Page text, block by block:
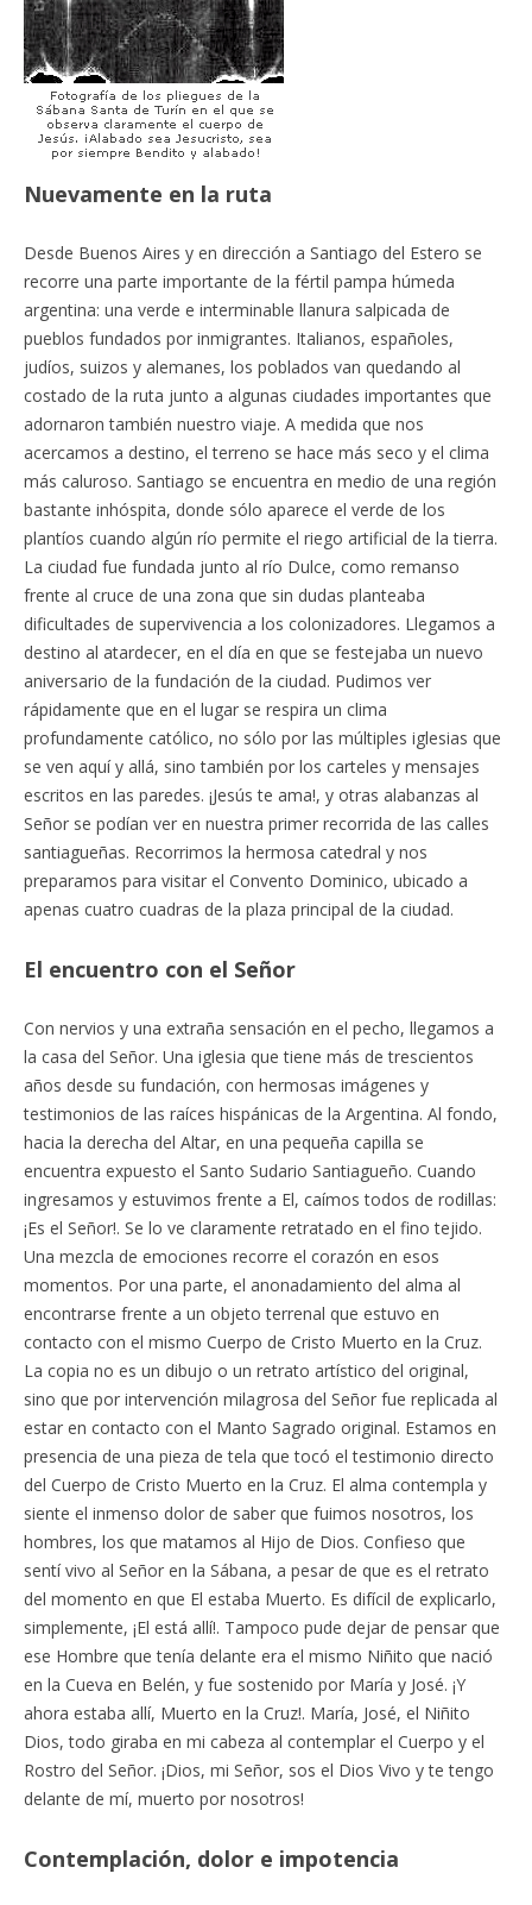
Nuevamente en la ruta
Desde Buenos Aires y en dirección a Santiago del Estero se
recorre una parte importante de la fértil pampa húmeda
argentina: una verde e interminable llanura salpicada de
pueblos fundados por inmigrantes. Italianos, españoles,
judíos, suizos y alemanes, los poblados van quedando al
costado de la ruta junto a algunas ciudades importantes que
adornaron también nuestro viaje. A medida que nos
acercamos a destino, el terreno se hace más seco y el clima
más caluroso. Santiago se encuentra en medio de una región
bastante inhóspita, donde sólo aparece el verde de los
plantíos cuando algún río permite el riego artificial de la tierra.
La ciudad fue fundada junto al río Dulce, como remanso
frente al cruce de una zona que sin dudas planteaba
dificultades de supervivencia a los colonizadores. Llegamos a
destino al atardecer, en el día en que se festejaba un nuevo
aniversario de la fundación de la ciudad. Pudimos ver
rápidamente que en el lugar se respira un clima
profundamente católico, no sólo por las múltiples iglesias que
se ven aquí y allá, sino también por los carteles y mensajes
escritos en las paredes. ¡Jesús te ama!, y otras alabanzas al
Señor se podían ver en nuestra primer recorrida de las calles
santiagueñas. Recorrimos la hermosa catedral y nos
preparamos para visitar el Convento Dominico, ubicado a
apenas cuatro cuadras de la plaza principal de la ciudad.
El encuentro con el Señor
Con nervios y una extraña sensación en el pecho, llegamos a
la casa del Señor. Una iglesia que tiene más de trescientos
años desde su fundación, con hermosas imágenes y
testimonios de las raíces hispánicas de la Argentina. Al fondo,
hacia la derecha del Altar, en una pequeña capilla se
encuentra expuesto el Santo Sudario Santiagueño. Cuando
ingresamos y estuvimos frente a El, caímos todos de rodillas:
¡Es el Señor!. Se lo ve claramente retratado en el fino tejido.
Una mezcla de emociones recorre el corazón en esos
momentos. Por una parte, el anonadamiento del alma al
encontrarse frente a un objeto terrenal que estuvo en
contacto con el mismo Cuerpo de Cristo Muerto en la Cruz.
La copia no es un dibujo o un retrato artístico del original,
sino que por intervención milagrosa del Señor fue replicada al
estar en contacto con el Manto Sagrado original. Estamos en
presencia de una pieza de tela que tocó el testimonio directo
del Cuerpo de Cristo Muerto en la Cruz. El alma contempla y
siente el inmenso dolor de saber que fuimos nosotros, los
hombres, los que matamos al Hijo de Dios. Confieso que
sentí vivo al Señor en la Sábana, a pesar de que es el retrato
del momento en que El estaba Muerto. Es difícil de explicarlo,
simplemente, ¡El está allí!. Tampoco pude dejar de pensar que
ese Hombre que tenía delante era el mismo Niñito que nació
en la Cueva en Belén, y fue sostenido por María y José. ¡Y
ahora estaba allí, Muerto en la Cruz!. María, José, el Niñito
Dios, todo giraba en mi cabeza al contemplar el Cuerpo y el
Rostro del Señor. ¡Dios, mi Señor, sos el Dios Vivo y te tengo
delante de mí, muerto por nosotros!
Contemplación, dolor e impotencia